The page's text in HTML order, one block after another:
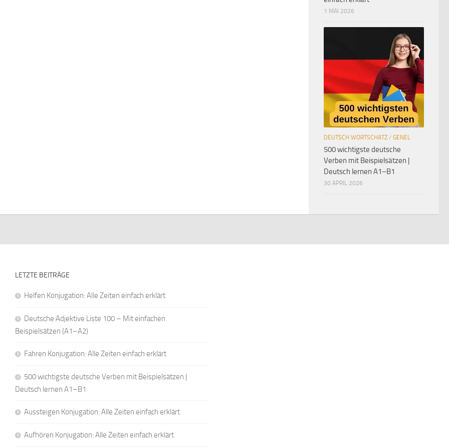
1 MAI 2026
DEUTSCH WORTSCHATZ / GENEL
500 wichtigste deutsche
Verben mit Beispielsätzen |
Deutsch lernen A1–B1
30 APRIL 2026
LETZTE BEITRÄGE
Helfen Konjugation: Alle Zeiten einfach erklärt
Deutsche Adjektive Liste 100 – Mit einfachen
Beispielsätzen (A1–A2)
Fahren Konjugation: Alle Zeiten einfach erklärt
500 wichtigste deutsche Verben mit Beispielsätzen |
Deutsch lernen A1–B1
Aussteigen Konjugation: Alle Zeiten einfach erklärt
Aufhören Konjugation: Alle Zeiten einfach erklärt